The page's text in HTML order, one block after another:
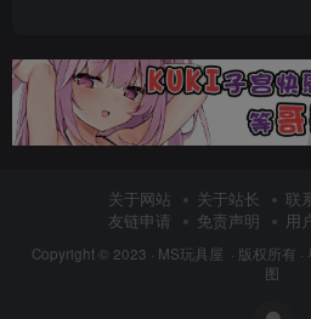
关于网站 关于站长 联
友链申请
免责声明 用
Copyright © 2023 · MS玩具屋 · 版权所有 ·
图